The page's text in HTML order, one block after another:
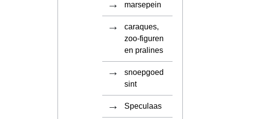
marsepein
caraques,
zoo-figuren
en pralines
snoepgoed
sint
Speculaas